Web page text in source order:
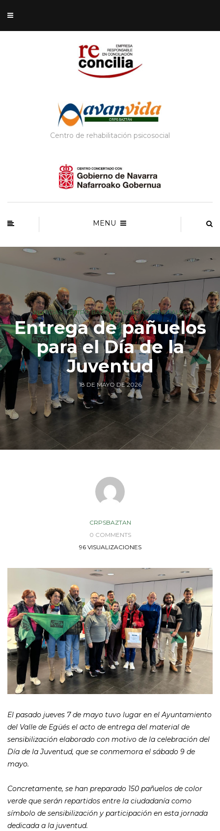
Centro de rehabilitación psicosocial
MENU
NOTICIAS CENTRO BAZTÁN,NOTICIAS GENERALES
Entrega de pañuelos
para el Día de la
Juventud
18 DE MAYO DE 2026
CRPSBAZTAN
0 COMMENTS
96 VISUALIZACIONES
El pasado jueves 7 de mayo tuvo lugar en el Ayuntamiento
del Valle de Egüés el acto de entrega del material de
sensibilización elaborado con motivo de la celebración del
Día de la Juventud, que se conmemora el sábado 9 de
mayo.
Concretamente, se han preparado 150 pañuelos de color
verde que serán repartidos entre la ciudadanía como
símbolo de sensibilización y participación en esta jornada
dedicada a la juventud.